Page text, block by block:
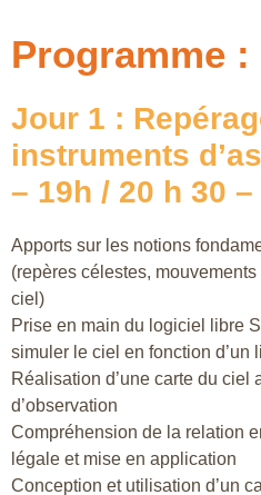
Programme :
Jour 1 :
instruments
– 19h / 20 h 30 –
Apports sur les notions
(repères célestes,
ciel)
Prise en main du logiciel libre
simuler le ciel en fonction d’un
Réalisation d’une carte du ciel
d’observation
Compréhension de la relation
légale et mise en application
Conception et utilisation d’un